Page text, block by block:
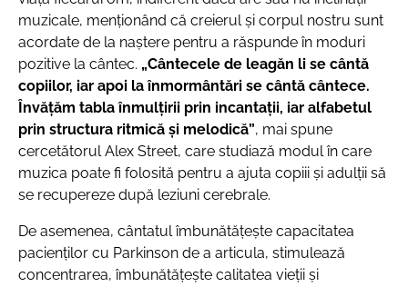
muzicale, menționând că creierul și corpul nostru sunt
acordate de la naștere pentru a răspunde în moduri
pozitive la cântec. „Cântecele de leagăn li se cântă
copiilor, iar apoi la înmormântări se cântă cântece.
Învățăm tabla înmulțirii prin incantații, iar alfabetul
prin structura ritmică și melodică”, mai spune
cercetătorul Alex Street, care studiază modul în care
muzica poate fi folosită pentru a ajuta copiii și adulții să
se recupereze după leziuni cerebrale.
De asemenea, cântatul îmbunătățește capacitatea
pacienților cu Parkinson de a articula, stimulează
concentrarea, îmbunătățeşte calitatea vieții și